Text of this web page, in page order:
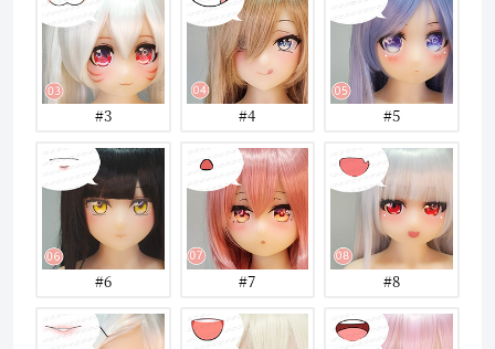
#3 #4 #5
#6 #7 #8